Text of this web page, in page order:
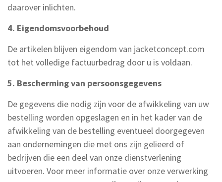
daarover inlichten.
4. Eigendomsvoorbehoud
De artikelen blijven eigendom van jacketconcept.com
tot het volledige factuurbedrag door u is voldaan.
5. Bescherming van persoonsgegevens
De gegevens die nodig zijn voor de afwikkeling van uw
bestelling worden opgeslagen en in het kader van de
afwikkeling van de bestelling eventueel doorgegeven
aan ondernemingen die met ons zijn gelieerd of
bedrijven die een deel van onze dienstverlening
uitvoeren. Voor meer informatie over onze verwerking